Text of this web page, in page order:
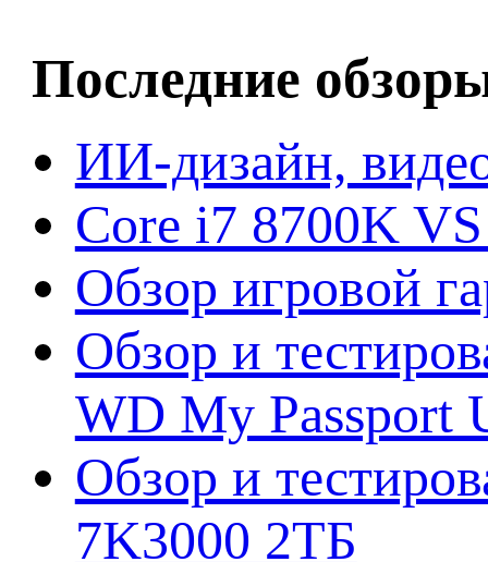
Последние
ИИ-дизайн,
Core i7 8700K
Обзор игровой
Обзор и
WD My Passport
Обзор и
7K3000 2ТБ